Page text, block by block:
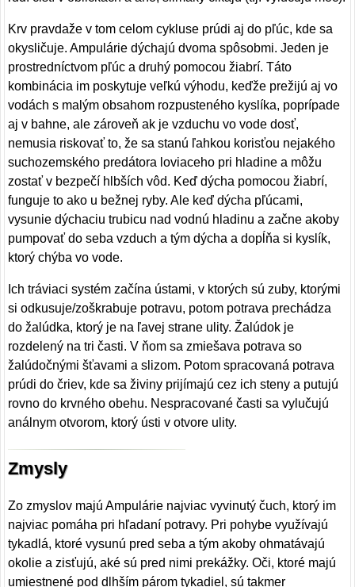
Krv pravdaže v tom celom cykluse prúdi aj do pľúc, kde sa
okysličuje. Ampulárie dýchajú dvoma spôsobmi. Jeden je
prostredníctvom pľúc a druhý pomocou žiabrí. Táto
kombinácia im poskytuje veľkú výhodu, keďže prežijú aj vo
vodách s malým obsahom rozpusteného kyslíka, poprípade
aj v bahne, ale zároveň ak je vzduchu vo vode dosť,
nemusia riskovať to, že sa stanú ľahkou korisťou nejakého
suchozemského predátora loviaceho pri hladine a môžu
zostať v bezpečí hlbších vôd. Keď dýcha pomocou žiabrí,
funguje to ako u bežnej ryby. Ale keď dýcha pľúcami,
vysunie dýchaciu trubicu nad vodnú hladinu a začne akoby
pumpovať do seba vzduch a tým dýcha a dopĺňa si kyslík,
ktorý chýba vo vode.
Ich tráviaci systém začína ústami, v ktorých sú zuby, ktorými
si odkusuje/zoškrabuje potravu, potom potrava prechádza
do žalúdka, ktorý je na ľavej strane ulity. Žalúdok je
rozdelený na tri časti. V ňom sa zmiešava potrava so
žalúdočnými šťavami a slizom. Potom spracovaná potrava
prúdi do čriev, kde sa živiny prijímajú cez ich steny a putujú
rovno do krvného obehu. Nespracované časti sa vylučujú
análnym otvorom, ktorý ústi v otvore ulity.
Zmysly
Zo zmyslov majú Ampulárie najviac vyvinutý čuch, ktorý im
najviac pomáha pri hľadaní potravy. Pri pohybe využívajú
tykadlá, ktoré vysunú pred seba a tým akoby ohmatávajú
okolie a zisťujú, aké sú pred nimi prekážky. Oči, ktoré majú
umiestnené pod dlhším párom tykadiel, sú takmer